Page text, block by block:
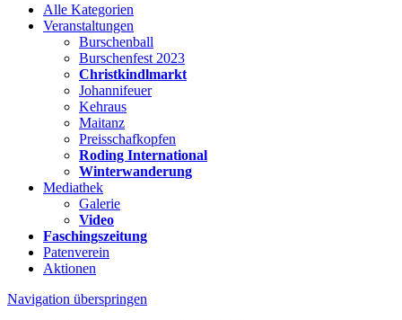
Alle Kategorien
Veranstaltungen
Burschenball
Burschenfest 2023
Christkindlmarkt
Johannifeuer
Kehraus
Maitanz
Preisschafkopfen
Roding International
Winterwanderung
Mediathek
Galerie
Video
Faschingszeitung
Patenverein
Aktionen
Navigation überspringen